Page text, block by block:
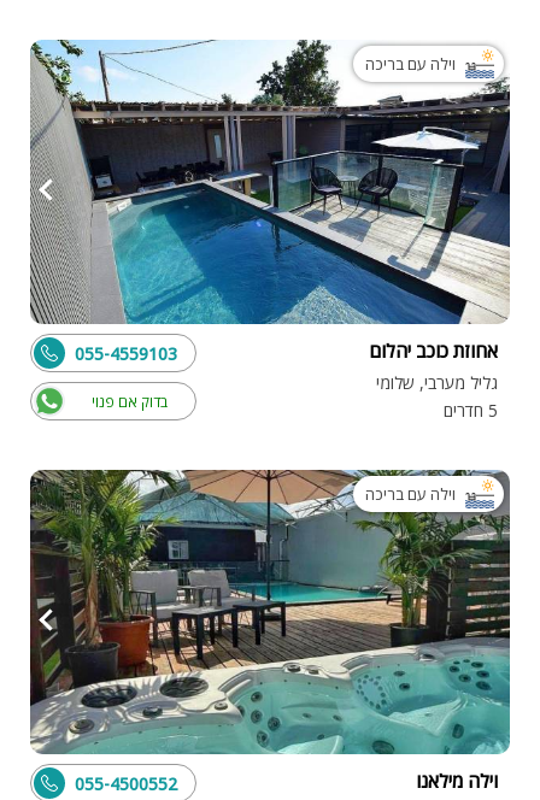
וילה עם בריכה
אחוזת כוכב יהלום
גליל מערבי, שלומי
5 חדרים
בדוק אם פנוי
055-4559103
וילה עם בריכה
וילה מילאנו 055-4500552